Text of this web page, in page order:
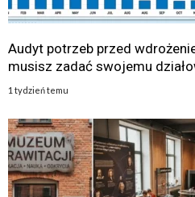
Audyt potrzeb przed
musisz zadać swojemu
1 tydzień temu